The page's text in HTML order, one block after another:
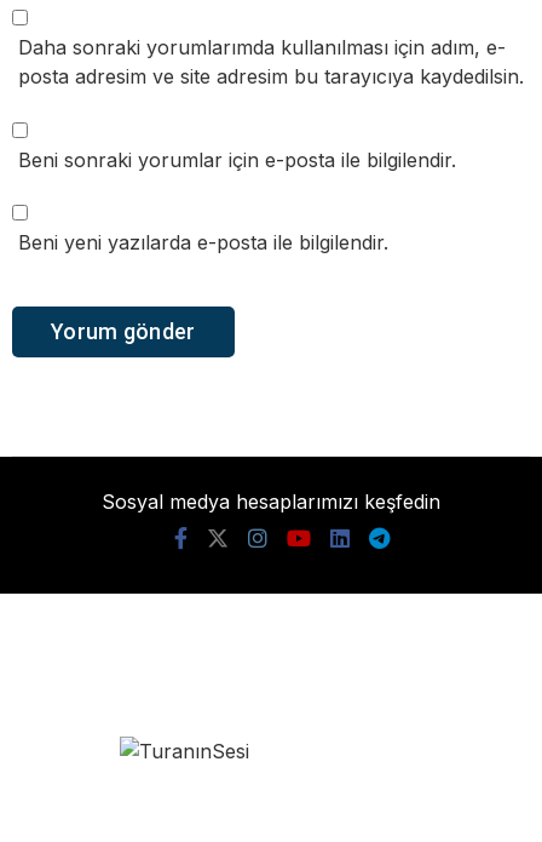
Daha sonraki yorumlarımda kullanılması için adım, e-
posta adresim ve site adresim bu tarayıcıya kaydedilsin.
Beni sonraki yorumlar için e-posta ile bilgilendir.
Beni yeni yazılarda e-posta ile bilgilendir.
Sosyal medya hesaplarımızı keşfedin